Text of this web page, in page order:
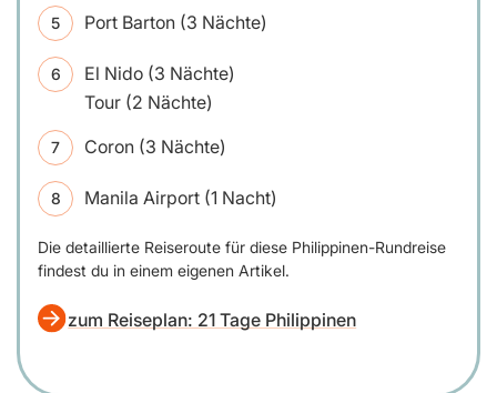
Port Barton (3 Nächte)
El Nido (3 Nächte)
Tour (2 Nächte)
Coron (3 Nächte)
Manila Airport (1 Nacht)
Die detaillierte Reiseroute für diese Philippinen-Rundreise
findest du in einem eigenen Artikel.
zum Reiseplan: 21 Tage Philippinen